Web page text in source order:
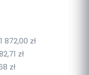
1 872,00 zł
zł
zł